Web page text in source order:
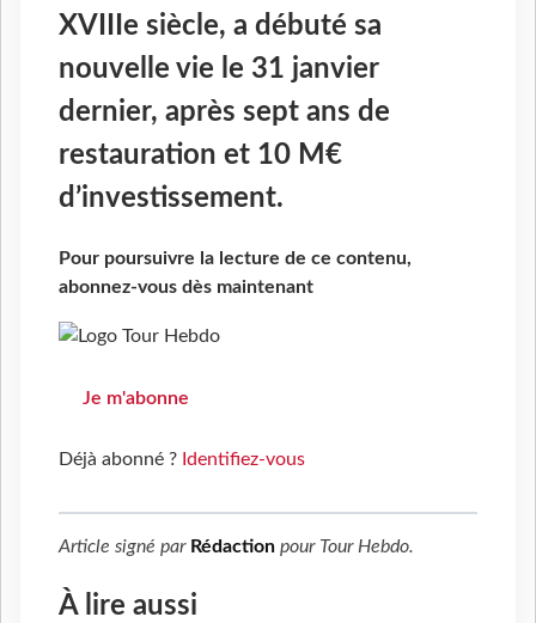
XVIIIe siècle, a débuté sa
nouvelle vie le 31 janvier
dernier, après sept ans de
restauration et 10 M€
d’investissement.
Pour poursuivre la lecture de ce contenu,
abonnez-vous dès maintenant
Je m'abonne
Déjà abonné ? Identifiez-vous
Article signé par Rédaction pour Tour Hebdo.
À lire aussi